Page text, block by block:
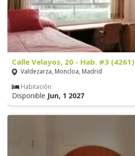
Calle Velayos, 20 - Hab. #3 (4261)
Valdezarza, Moncloa, Madrid
Habitación
Disponible Jun, 1 2027